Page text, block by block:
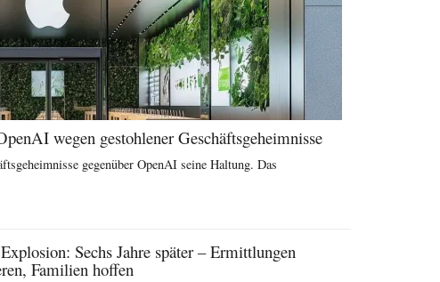
wegen gestohlener Geschäftsgeheimnisse
gegenüber OpenAI seine Haltung. Das
Sechs Jahre später – Ermittlungen
Familien hoffen